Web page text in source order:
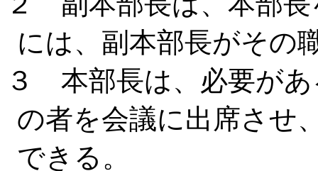
には、副本部長がその
３ 本部長は、必要が
の者を会議に出席させ
できる。